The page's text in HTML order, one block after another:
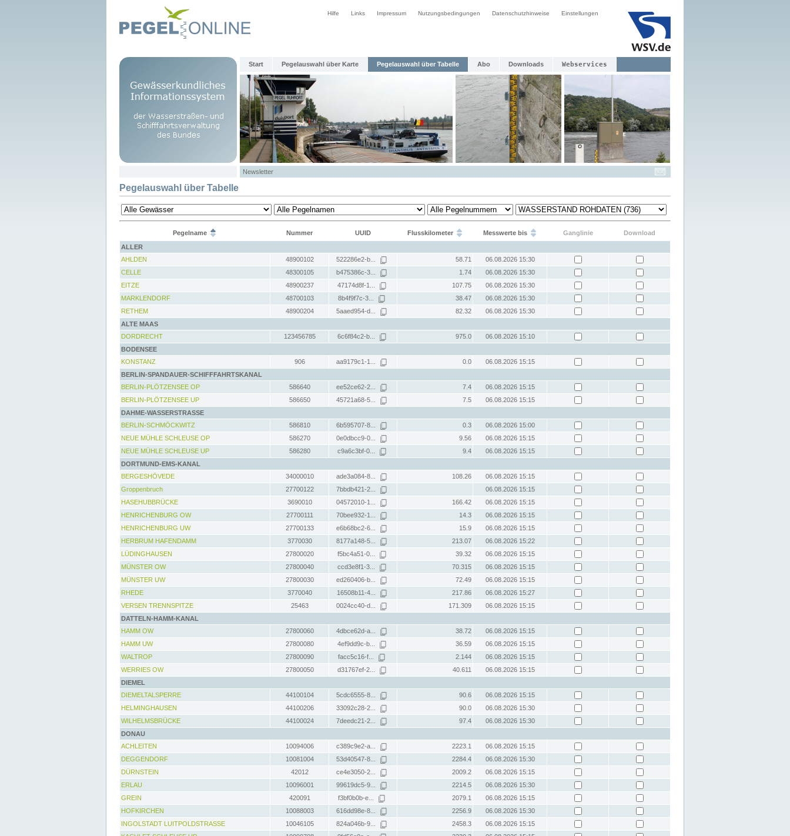
Hilfe Links Impressum Nutzungsbedingungen Datenschutzhinweise Einstellungen
Start Pegelauswahl über Karte Pegelauswahl über Tabelle Abo Downloads Webservices
Newsletter
Pegelauswahl über Tabelle
Pegelname Nummer UUID Flusskilometer Messwerte bis Ganglinie
Download
ALLER
AHLDEN
48900102 522286e2-b... 58.71
06.08.2026 15:30
CELLE
48300105 b475386c-3... 1.74
06.08.2026 15:30
EITZE
48900237 47174d8f-1... 107.75
06.08.2026 15:30
MARKLENDORF
48700103 8b4f9f7c-3... 38.47
06.08.2026 15:30
RETHEM
48900204 5aaed954-d... 82.32
06.08.2026 15:30
ALTE MAAS
DORDRECHT
123456785 6c6f84c2-b... 975.0
06.08.2026 15:10
BODENSEE
KONSTANZ
906 aa9179c1-1... 0.0
06.08.2026 15:15
BERLIN-SPANDAUER-SCHIFFFAHRTSKANAL
BERLIN-PLÖTZENSEE OP
586640 ee52ce62-2... 7.4
06.08.2026 15:15
BERLIN-PLÖTZENSEE UP
586650 45721a68-5... 7.5
06.08.2026 15:15
DAHME-WASSERSTRASSE
BERLIN-SCHMÖCKWITZ
586810 6b595707-8... 0.3
06.08.2026 15:00
NEUE MÜHLE SCHLEUSE OP
586270 0e0dbcc9-0... 9.56
06.08.2026 15:15
NEUE MÜHLE SCHLEUSE UP
586280 c9a6c3bf-0... 9.4
06.08.2026 15:15
DORTMUND-EMS-KANAL
BERGESHÖVEDE
34000010 ade3a084-8... 108.26
06.08.2026 15:15
Groppenbruch
27700122 7bbdb421-2...
06.08.2026 15:15
HASEHUBBRÜCKE
3690010 04572010-1... 166.42
06.08.2026 15:15
HENRICHENBURG OW
27700111 70bee932-1... 14.3
06.08.2026 15:15
HENRICHENBURG UW
27700133 e6b68bc2-6... 15.9
06.08.2026 15:15
HERBRUM HAFENDAMM
3770030 8177a148-5... 213.07
06.08.2026 15:22
LÜDINGHAUSEN
27800020 f5bc4a51-0... 39.32
06.08.2026 15:15
MÜNSTER OW
27800040 ccd3e8f1-3... 70.315
06.08.2026 15:15
MÜNSTER UW
27800030 ed260406-b... 72.49
06.08.2026 15:15
RHEDE
3770040 16508b11-4... 217.86
06.08.2026 15:27
VERSEN TRENNSPITZE
25463 0024cc40-d... 171.309
06.08.2026 15:15
DATTELN-HAMM-KANAL
HAMM OW
27800060 4dbce62d-a... 38.72
06.08.2026 15:15
HAMM UW
27800080 4ef9dd9c-b... 36.59
06.08.2026 15:15
WALTROP
27800090 facc5c16-f... 2.144
06.08.2026 15:15
WERRIES OW
27800050 d31767ef-2... 40.611
06.08.2026 15:15
DIEMEL
DIEMELTALSPERRE
44100104 5cdc6555-8... 90.6
06.08.2026 15:15
HELMINGHAUSEN
44100206 33092c28-2... 90.0
06.08.2026 15:30
WILHELMSBRÜCKE
44100024 7deedc21-2... 97.4
06.08.2026 15:30
DONAU
ACHLEITEN
10094006 c389c9e2-a... 2223.1
06.08.2026 15:15
DEGGENDORF
10081004 53d40547-8... 2284.4
06.08.2026 15:30
DÜRNSTEIN
42012 ce4e3050-2... 2009.2
06.08.2026 15:15
ERLAU
10096001 99619dc5-9... 2214.5
06.08.2026 15:30
GREIN
420091 f3bf0b0b-e... 2079.1
06.08.2026 15:15
HOFKIRCHEN
10088003 616dd98e-8... 2256.9
06.08.2026 15:30
INGOLSTADT LUITPOLDSTRASSE
10046105 824a046b-9... 2458.3
06.08.2026 15:15